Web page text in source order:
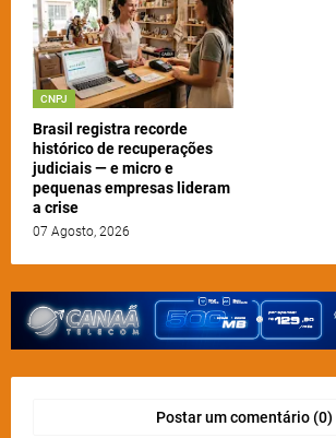
CNPJ
Brasil registra recorde
histórico de recuperações
judiciais — e micro e
pequenas empresas lideram
a crise
07 Agosto, 2026
Postar um comentário (0)